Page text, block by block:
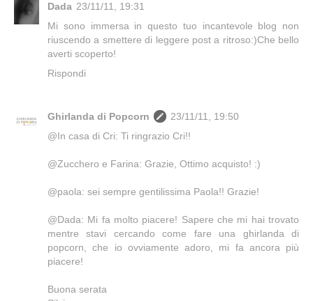
Dada 23/11/11, 19:31
Mi sono immersa in questo tuo incantevole blog non
riuscendo a smettere di leggere post a ritroso:)Che bello
averti scoperto!
Rispondi
Ghirlanda di Popcorn
23/11/11, 19:50
@In casa di Cri: Ti ringrazio Cri!!
@Zucchero e Farina: Grazie, Ottimo acquisto! :)
@paola: sei sempre gentilissima Paola!! Grazie!
@Dada: Mi fa molto piacere! Sapere che mi hai trovato
mentre stavi cercando come fare una ghirlanda di
popcorn, che io ovviamente adoro, mi fa ancora più
piacere!
Buona serata